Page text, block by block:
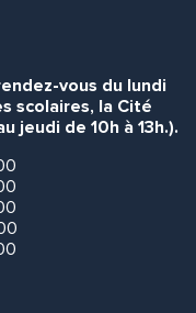
vous du lundi
scolaires, la Cité
jeudi de 10h à 13h.).